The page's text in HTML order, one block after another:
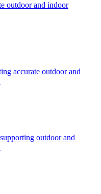
outdoor and indoor
accurate outdoor and
outdoor and